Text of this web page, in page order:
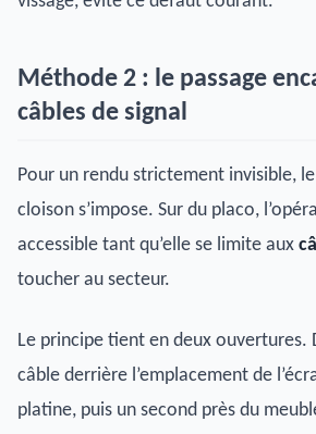
Méthode 2 : le passage
câbles de signal
Pour un rendu strictement invisible, le
cloison s’impose. Sur du placo,
accessible tant qu’elle se limite aux
toucher au secteur.
Le principe tient en deux ouvertures.
câble derrière l’emplacement de
platine, puis un second près du